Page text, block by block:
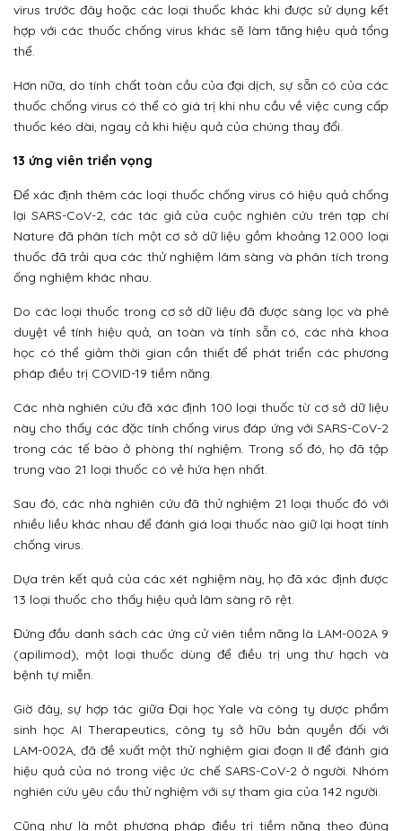
virus trước đây hoặc các loại thuốc khác khi được sử dụng kết
hợp với các thuốc chống virus khác sẽ làm tăng hiệu quả tổng
thể.
Hơn nữa, do tính chất toàn cầu của đại dịch, sự sẵn có của các
thuốc chống virus có thể có giá trị khi nhu cầu về việc cung cấp
thuốc kéo dài, ngay cả khi hiệu quả của chúng thay đổi.
13 ứng viên triển vọng
Để xác định thêm các loại thuốc chống virus có hiệu quả chống
lại SARS-CoV-2, các tác giả của cuộc nghiên cứu trên tạp chí
Nature đã phân tích một cơ sở dữ liệu gồm khoảng 12.000 loại
thuốc đã trải qua các thử nghiệm lâm sàng và phân tích trong
ống nghiệm khác nhau.
Do các loại thuốc trong cơ sở dữ liệu đã được sàng lọc và phê
duyệt về tính hiệu quả, an toàn và tính sẵn có, các nhà khoa
học có thể giảm thời gian cần thiết để phát triển các phương
pháp điều trị COVID-19 tiềm năng.
Các nhà nghiên cứu đã xác định 100 loại thuốc từ cơ sở dữ liệu
này cho thấy các đặc tính chống virus đáp ứng với SARS-CoV-2
trong các tế bào ở phòng thí nghiệm. Trong số đó, họ đã tập
trung vào 21 loại thuốc có vẻ hứa hẹn nhất.
Sau đó, các nhà nghiên cứu đã thử nghiệm 21 loại thuốc đó với
nhiều liều khác nhau để đánh giá loại thuốc nào giữ lại hoạt tính
chống virus.
Dựa trên kết quả của các xét nghiệm này, họ đã xác định được
13 loại thuốc cho thấy hiệu quả lâm sàng rõ rệt.
Đứng đầu danh sách các ứng cử viên tiềm năng là LAM-002A 9
(apilimod), một loại thuốc dùng để điều trị ung thư hạch và
bệnh tự miễn.
Giờ đây, sự hợp tác giữa Đại học Yale và công ty dược phẩm
sinh học AI Therapeutics, công ty sở hữu bản quyền đối với
LAM-002A, đã đề xuất một thử nghiệm giai đoạn II để đánh giá
hiệu quả của nó trong việc ức chế SARS-CoV-2 ở người. Nhóm
nghiên cứu yêu cầu thử nghiệm với sự tham gia của 142 người.
Cũng như là một phương pháp điều trị tiềm năng theo đúng